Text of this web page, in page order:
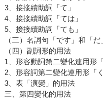
3、接接續助詞「て」
4、接接續助詞「ては」
5、接接續助詞「ても」
（三）名詞句「です」和「
（四）副詞形的用法
1、形容動詞第二變化連用形
2、形容詞第二變化連用形「
3、表「演變」的用法
三、第四變化的用法